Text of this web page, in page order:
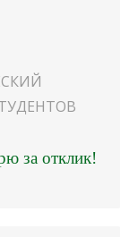
за отклик!